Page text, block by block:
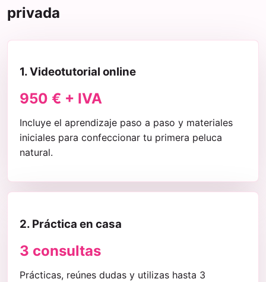
privada
1. Videotutorial online
950 € + IVA
Incluye el aprendizaje paso a paso y materiales
iniciales para confeccionar tu primera peluca
natural.
2. Práctica en casa
3 consultas
Prácticas, reúnes dudas y utilizas hasta 3